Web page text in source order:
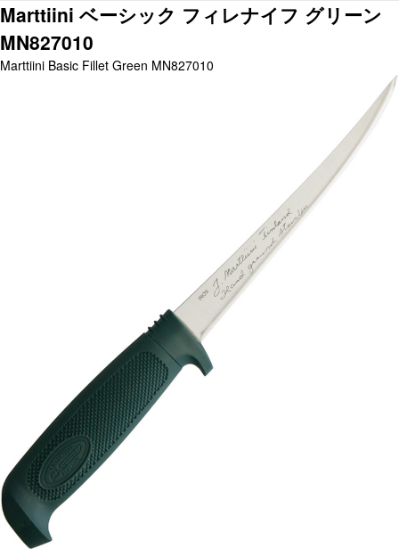
Marttiini ベーシック フィレナイフ グリーン
MN827010
Marttiini Basic Fillet Green MN827010